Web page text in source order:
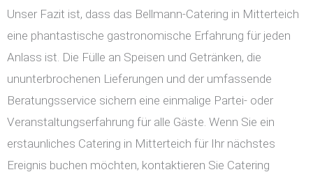
Unser Fazit ist, dass das Bellmann-Catering in Mitterteich
eine phantastische gastronomische Erfahrung für jeden
Anlass ist. Die Fülle an Speisen und Getränken, die
ununterbrochenen Lieferungen und der umfassende
Beratungsservice sichern eine einmalige Partei- oder
Veranstaltungserfahrung für alle Gäste. Wenn Sie ein
erstaunliches Catering in Mitterteich für Ihr nächstes
Ereignis buchen möchten, kontaktieren Sie Catering